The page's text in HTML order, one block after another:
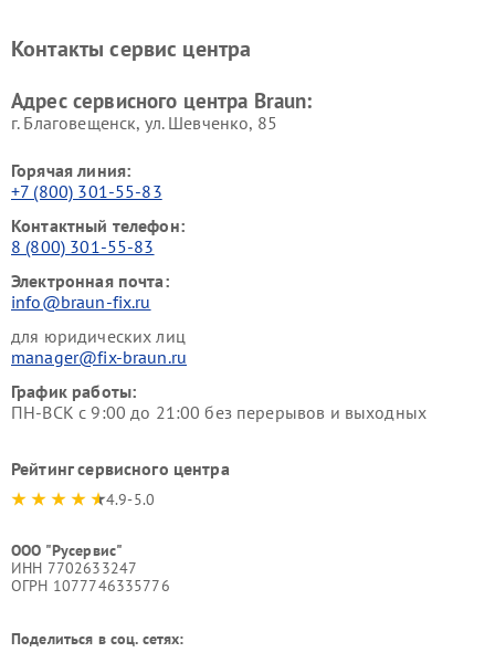
Контакты сервис центра
Адрес сервисного центра Braun:
г. Благовещенск, ул. Шевченко, 85
Горячая линия:
+7 (800) 301-55-83
Контактный телефон:
8 (800) 301-55-83
Электронная почта:
info@braun-fix.ru
для юридических лиц
manager@fix-braun.ru
График работы:
ПН-ВСК с 9:00 до 21:00 без перерывов и выходных
Рейтинг сервисного центра
4.9-5.0
ООО "Русервис"
ИНН 7702633247
ОГРН 1077746335776
Поделиться в соц. сетях: